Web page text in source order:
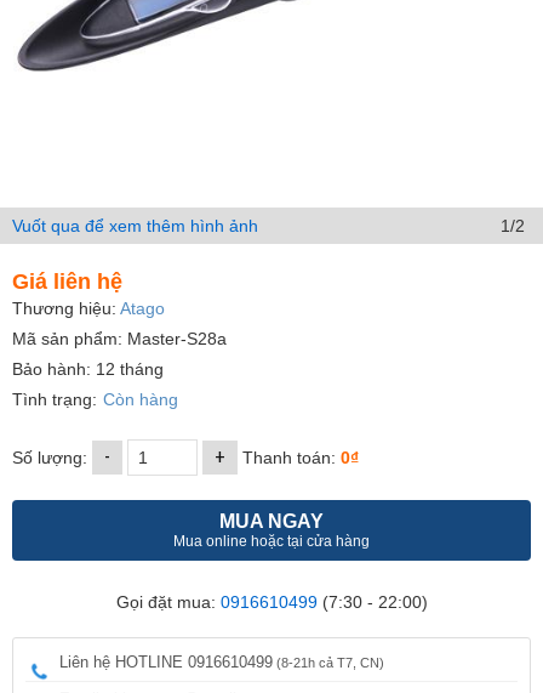
Vuốt qua để xem thêm hình ảnh 1/2
Giá liên hệ
Thương hiệu: Atago
Mã sản phẩm: Master-S28a
Bảo hành: 12 tháng
Tình trạng: Còn hàng
Số lượng: - + Thanh toán: 0₫
MUA NGAY
Mua online hoặc tại cửa hàng
Gọi đặt mua: 0916610499(7:30 - 22:00)
Liên hệ HOTLINE 0916610499 (8-21h cả T7, CN)